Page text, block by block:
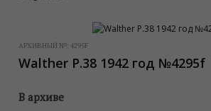
АРХИВНЫЙ №: 4295F
Walther P.38 1942 год №4295f
В архиве